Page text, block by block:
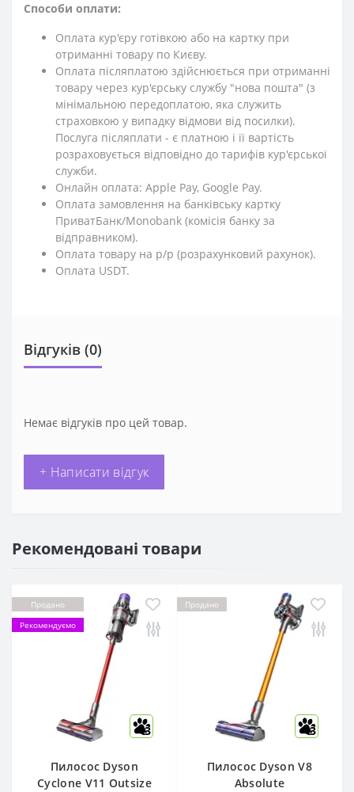
Способи оплати:
Оплата кур'єру готівкою або на картку при
отриманні товару по Києву.
Оплата післяплатою здійснюється при отриманні
товару через кур'єрську службу "нова пошта" (з
мінімальною передоплатою, яка служить
страховкою у випадку відмови від посилки).
Послуга післяплати - є платною і її вартість
розраховується відповідно до тарифів кур'єрської
служби.
Онлайн оплата: Apple Pay, Google Pay.
Оплата замовлення на банківську картку
ПриватБанк/Monobank (комісія банку за
відправником).
Оплата товару на р/р (розрахунковий рахунок).
Оплата USDT.
Відгуків (0)
Немає відгуків про цей товар.
+ Написати відгук
Рекомендовані товари
Продано
Рекомендуємо
3
Пилосос Dyson
Cyclone V11 Outsize
Продано
3
Пилосос Dyson V8
Absolute